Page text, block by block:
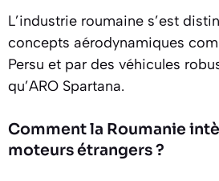
L’industrie roumaine s’est
concepts aérodynamiques
Persu et par des véhicules
qu’ARO Spartana.
Comment la Roumanie
moteurs étrangers ?